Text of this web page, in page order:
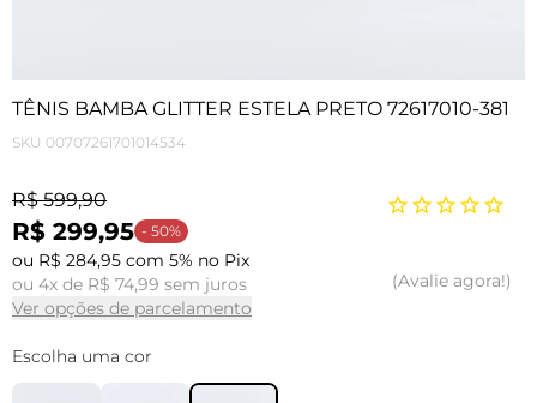
TÊNIS BAMBA GLITTER ESTELA PRETO 72617010-381
SKU 00707261701014534
R$ 599,90
R$ 299,95 - 50%
ou R$ 284,95 com 5% no Pix
ou 4x de R$ 74,99 sem juros
Ver opções de parcelamento
Avalie agora!
Escolha uma cor